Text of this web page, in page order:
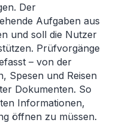
Der
Aufgaben aus
und soll die Nutzer
Prüfvorgänge
– von der
Spesen und Reisen
Dokumenten. So
Informationen,
öffnen zu müssen.